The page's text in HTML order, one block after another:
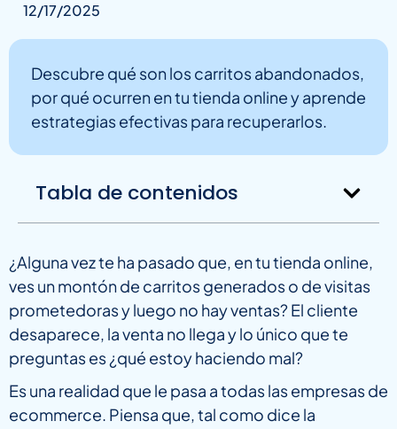
12/17/2025
Descubre qué son los carritos abandonados,
por qué ocurren en tu tienda online y aprende
estrategias efectivas para recuperarlos.
Tabla de contenidos
¿Alguna vez te ha pasado que, en tu tienda online,
ves un montón de carritos generados o de visitas
prometedoras y luego no hay ventas? El cliente
desaparece, la venta no llega y lo único que te
preguntas es ¿qué estoy haciendo mal?
Es una realidad que le pasa a todas las empresas de
ecommerce. Piensa que, tal como dice la